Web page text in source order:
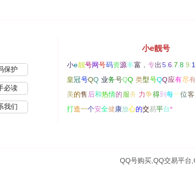
保护
必读
我们
小e靓号
小e靓号网号码资源丰富 ， 专出5. 6 7 8 9 1
皇冠号QQ 业务号QQ 类型号QQ应有尽
美的售 后和热情的服务 力争得到每一位客
打造一个安全健康放心的交易平台*
QQ号购买,QQ交易平台